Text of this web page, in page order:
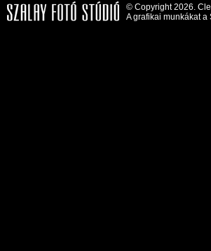
© Copyright 2026.
A grafikai munkákat a